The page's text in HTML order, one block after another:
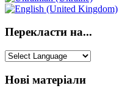
Перекласти на...
Нові матеріали